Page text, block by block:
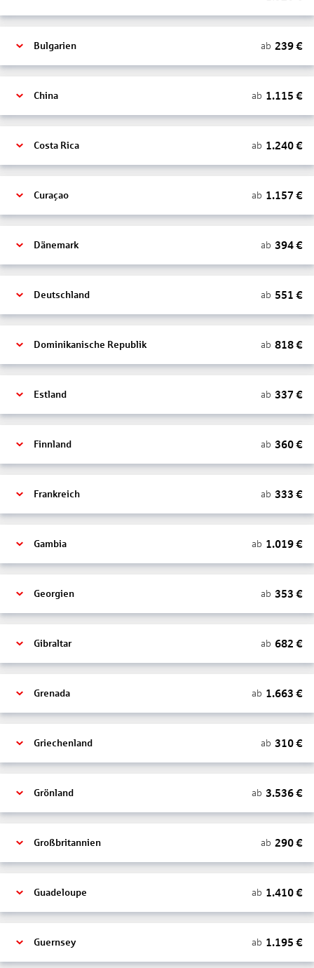
Bulgarien ab 239€
China ab 1.115 €
Costa Rica ab 1.240€
Curaçao ab 1.157 €
Dänemark ab 394€
Deutschland ab 551 €
Dominikanische Republik ab 818€
Estland ab 337 €
Finnland ab 360€
Frankreich ab 333 €
Gambia ab 1.019€
Georgien ab 353 €
Gibraltar ab 682 €
Grenada ab 1.663 €
Griechenland ab 310€
Grönland ab 3.536€
Großbritannien ab 290€
Guadeloupe ab 1.410€
Guernsey ab 1.195 €